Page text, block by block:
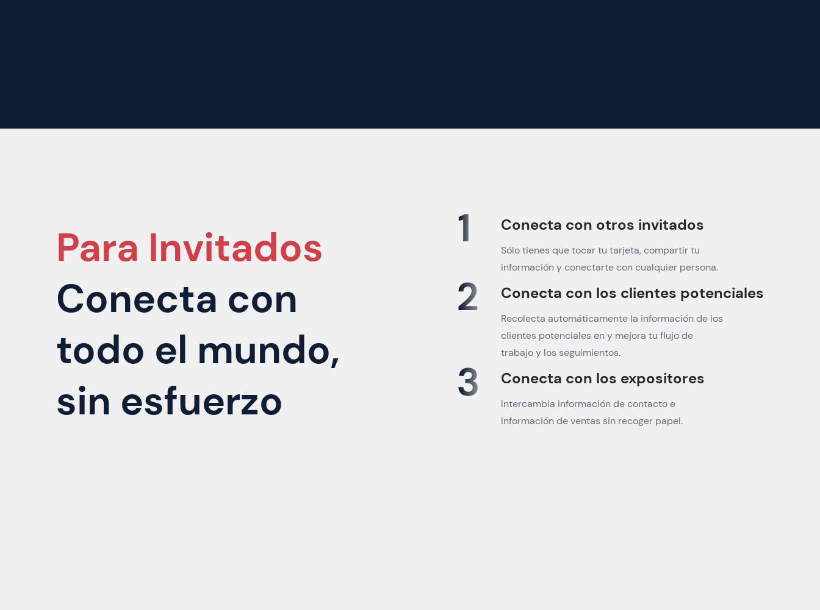
Para Invitados
Conecta con
todo el mundo,
sin esfuerzo
Conecta con otros invitados
Sólo tienes que tocar tu tarjeta, compartir tu
información y conectarte con cualquier persona.
Conecta con los clientes potenciales
Recolecta automáticamente la información de los
clientes potenciales en y mejora tu flujo de
trabajo y los seguimientos.
Conecta con los expositores
Intercambia información de contacto e
información de ventas sin recoger papel.